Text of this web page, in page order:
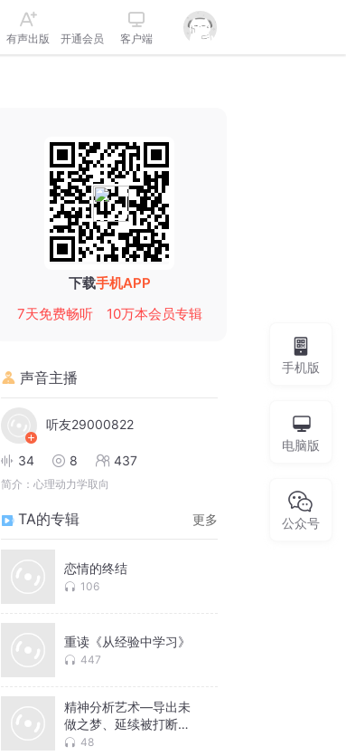
有声出版 开通会员 客户端
下载手机APP
7天免费畅听
10万本会员专辑
声音主播
听友29000822
34 8 437
简介： 心理动力学取向
TA的专辑 更多
恋情的终结
106
重读《从经验中学习》
447
精神分析艺术—导出未
做之梦、延续被打断的
呐喊
48
手机版
电脑版
公众号